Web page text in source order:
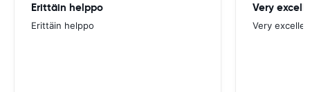
Erittäin helppo
Erittäin helppo
Very
Very